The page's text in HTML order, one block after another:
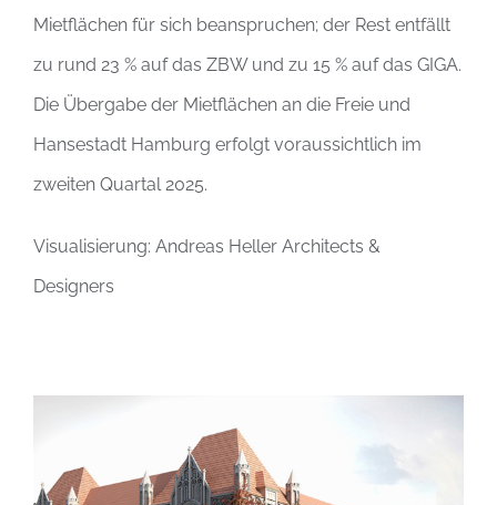
Mietflächen für sich beanspruchen; der Rest entfällt
zu rund 23 % auf das ZBW und zu 15 % auf das GIGA.
Die Übergabe der Mietflächen an die Freie und
Hansestadt Hamburg erfolgt voraussichtlich im
zweiten Quartal 2025.
Visualisierung: Andreas Heller Architects &
Designers